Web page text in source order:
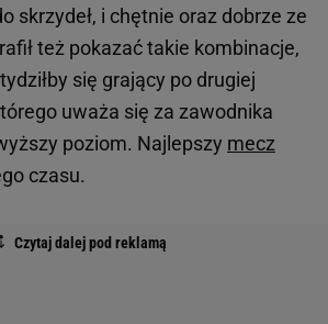
skrzydeł, i chętnie oraz dobrze ze
też pokazać takie kombinacje,
się grający po drugiej
uważa się za zawodnika
poziom. Najlepszy mecz
czasu.